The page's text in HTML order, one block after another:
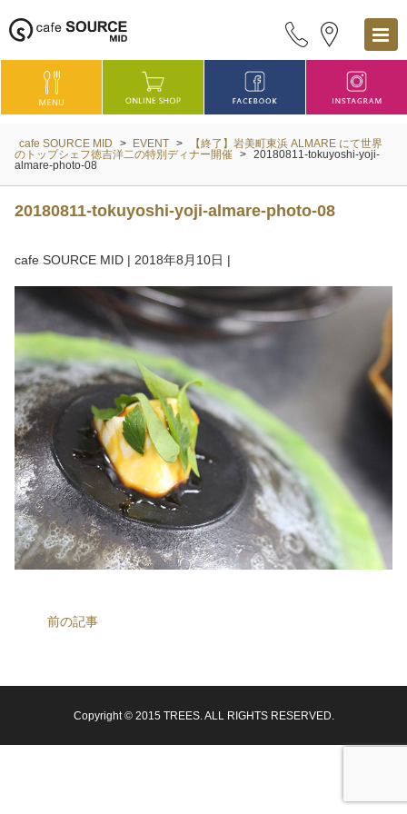
cafe SOURCE MID > EVENT >
【終了】岩美町東浜 ALMARE にて世界
のトップシェフ徳吉洋二の特別ディナー開催 > 20180811-tokuyoshi-yoji-
almare-photo-08
20180811-tokuyoshi-yoji-almare-photo-08
cafe SOURCE MID | 2018年8月10日 |
前の記事
Copyright © 2015 TREES. ALL RIGHTS RESERVED.